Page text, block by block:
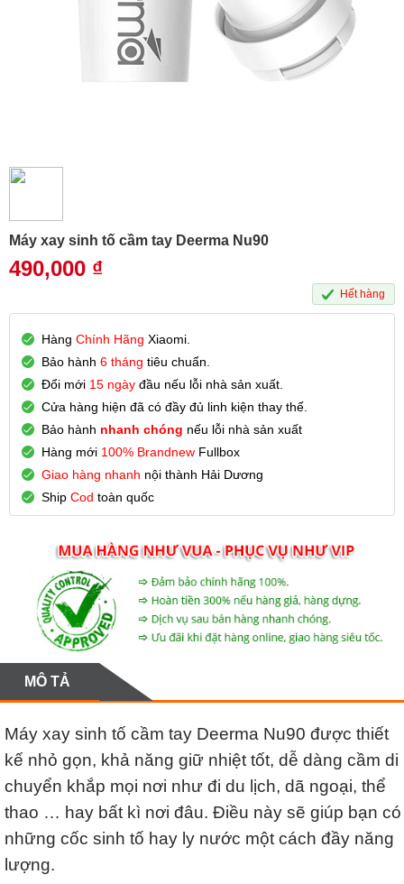
Máy xay sinh tố cầm tay Deerma Nu90
490,000 ₫
Hết hàng
Hàng Chính Hãng Xiaomi.
Bảo hành 6 tháng tiêu chuẩn.
Đổi mới 15 ngày đầu nếu lỗi nhà sản xuất.
Cửa hàng hiện đã có đầy đủ linh kiện thay thế.
Bảo hành nhanh chóng nếu lỗi nhà sản xuất
Hàng mới 100% Brandnew Fullbox
Giao hàng nhanh nội thành Hải Dương
Ship Cod toàn quốc
MÔ TẢ
Máy xay sinh tố cầm tay Deerma Nu90 được thiết
kế nhỏ gọn, khả năng giữ nhiệt tốt, dễ dàng cầm di
chuyển khắp mọi nơi như đi du lịch, dã ngoại, thể
thao … hay bất kì nơi đâu. Điều này sẽ giúp bạn có
những cốc sinh tố hay ly nước một cách đầy năng
lượng.